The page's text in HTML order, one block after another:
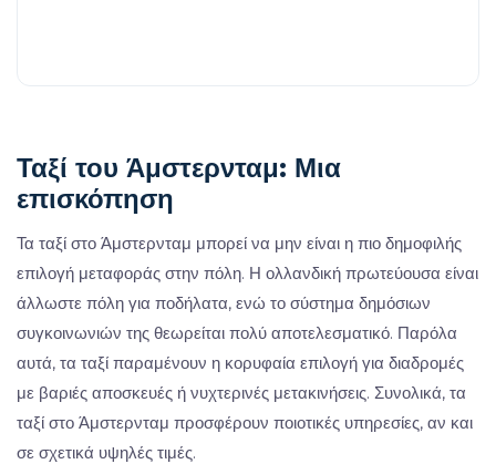
Ταξί του Άμστερνταμ: Μια
επισκόπηση
Τα ταξί στο Άμστερνταμ μπορεί να μην είναι η πιο δημοφιλής
επιλογή μεταφοράς στην πόλη. Η ολλανδική πρωτεύουσα είναι
άλλωστε πόλη για ποδήλατα, ενώ το σύστημα δημόσιων
συγκοινωνιών της θεωρείται πολύ αποτελεσματικό. Παρόλα
αυτά, τα ταξί παραμένουν η κορυφαία επιλογή για διαδρομές
με βαριές αποσκευές ή νυχτερινές μετακινήσεις. Συνολικά, τα
ταξί στο Άμστερνταμ προσφέρουν ποιοτικές υπηρεσίες, αν και
σε σχετικά υψηλές τιμές.